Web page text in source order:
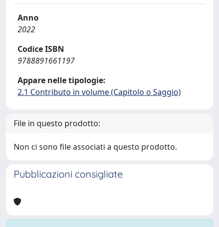
Anno
2022
Codice ISBN
9788891661197
Appare nelle tipologie:
2.1 Contributo in volume (Capitolo o Saggio)
File in questo prodotto:
Non ci sono file associati a questo prodotto.
Pubblicazioni consigliate